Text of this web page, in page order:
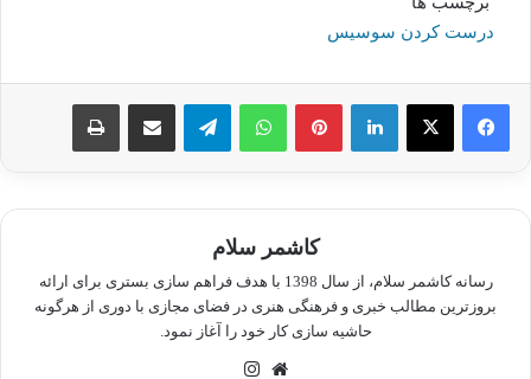
درست کردن سوسیس
لینکدین پینترستواتس آپ تلگرام اشتراک گذاری از طریق ایمیل چاپ
کاشمر سلام
رسانه کاشمر سلام، از سال 1398 با هدف فراهم سازی بستری برای ارائه
بروزترین مطالب خبری و فرهنگی هنری در فضای مجازی با دوری از هرگونه
حاشیه سازی کار خود را آغاز نمود.
وبسایت